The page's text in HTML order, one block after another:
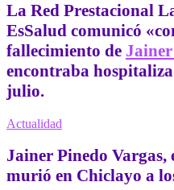
La Red Prestacional
EsSalud comunicó
fallecimiento de
encontraba
julio.
Actualidad
Jainer Pinedo Vargas,
murió en Chiclayo a